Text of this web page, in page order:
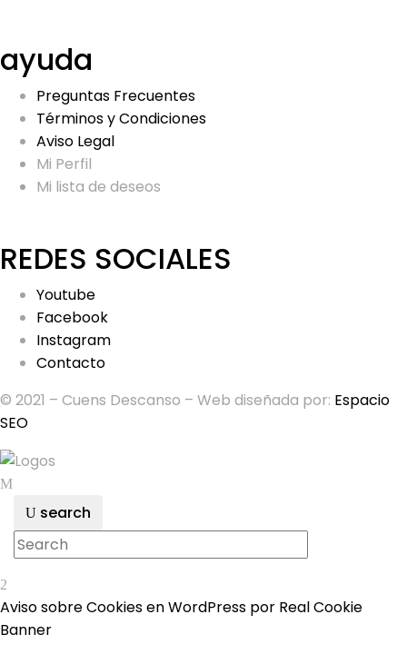
ayuda
Preguntas Frecuentes
Términos y Condiciones
Aviso Legal
Mi Perfil
Mi lista de deseos
REDES SOCIALES
Youtube
Facebook
Instagram
Contacto
© 2021 – Cuens Descanso – Web diseñada por: Espacio
SEO
search
Aviso sobre Cookies en WordPress por Real Cookie
Banner